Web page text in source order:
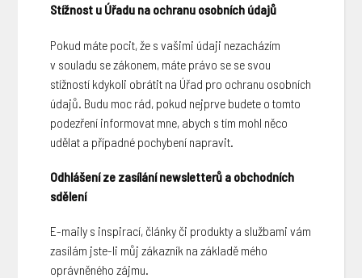
Stížnost u Úřadu na ochranu osobních údajů
Pokud máte pocit, že s vašimi údaji nezacházím
v souladu se zákonem, máte právo se se svou
stížností kdykoli obrátit na Úřad pro ochranu osobních
údajů. Budu moc rád, pokud nejprve budete o tomto
podezření informovat mne, abych s tím mohl něco
udělat a případné pochybení napravit.
Odhlášení ze zasílání newsletterů a obchodních
sdělení
E-maily s inspirací, články či produkty a službami vám
zasílám jste-li můj zákazník na základě mého
oprávněného zájmu.